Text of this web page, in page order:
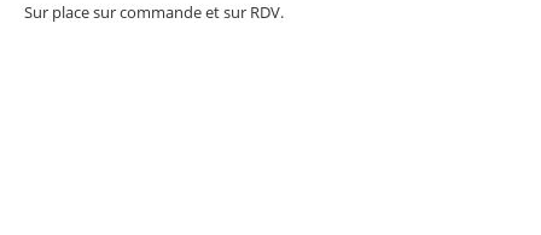
Sur place sur commande et sur RDV.